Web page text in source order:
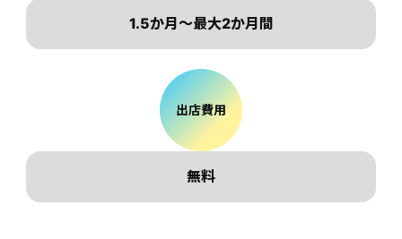
1.5か月〜最大2か月間
出店費用
無料